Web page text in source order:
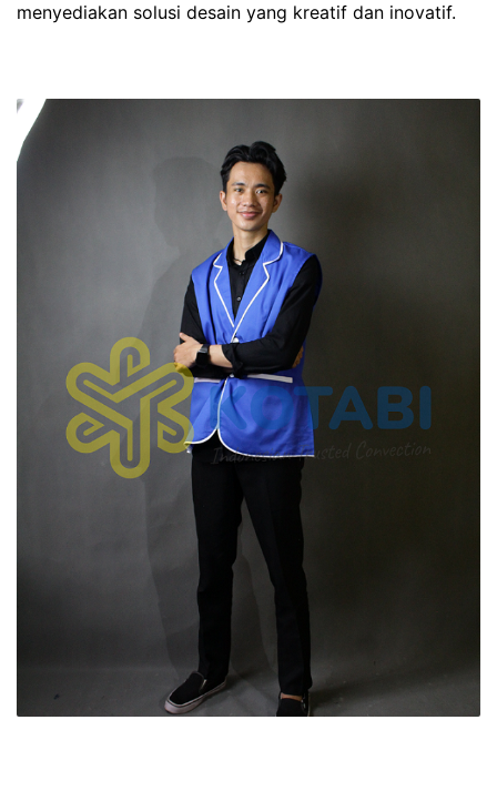
menyediakan solusi desain yang kreatif dan inovatif.